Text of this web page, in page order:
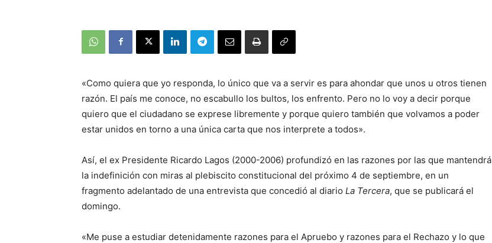
«Como quiera que yo responda, lo único que va a servir es para ahondar que unos u otros tienen
razón. El país me conoce, no escabullo los bultos, los enfrento. Pero no lo voy a decir porque
quiero que el ciudadano se exprese libremente y porque quiero también que volvamos a poder
estar unidos en torno a una única carta que nos interprete a todos».
Así, el ex Presidente Ricardo Lagos (2000-2006) profundizó en las razones por las que mantendrá
la indefinición con miras al plebiscito constitucional del próximo 4 de septiembre, en un
fragmento adelantado de una entrevista que concedió al diario La Tercera, que se publicará el
domingo.
«Me puse a estudiar detenidamente razones para el Apruebo y razones para el Rechazo y lo que